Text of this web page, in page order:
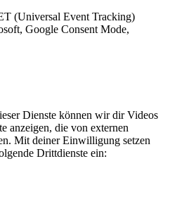
(Universal Event Tracking)
Google Consent Mode,
Dienste können wir dir Videos
anzeigen, die von externen
Mit deiner Einwilligung setzen
Drittdienste ein: